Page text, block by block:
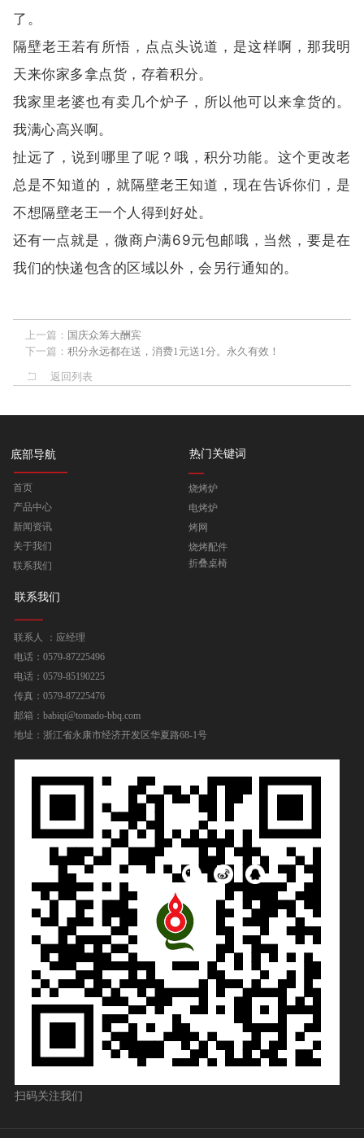
了。
隔壁老王若有所悟，点点头说道，是这样啊，那我明
天来你家多拿点货，存着积分。
我家里老婆也有卖几个炉子，所以他可以来拿货的。
我满心高兴啊。
扯远了，说到哪里了呢？哦，积分功能。这个更改老
总是不知道的，就隔壁老王知道，现在告诉你们，是
不想隔壁老王一个人得到好处。
还有一点就是，微商户满69元包邮哦，当然，要是在
我们的快递包含的区域以外，会另行通知的。
上一篇： 国庆众筹大酬宾
下一篇： 积分永远都在送，消费1元送1分。永久有效！
返回列表
底部导航
首页
产品中心
新闻资讯
关于我们
联系我们
热门关键词
烧烤炉
电烤炉
烤网
烧烤配件
折叠桌椅
联系我们
联系人 ：应经理
电话：0579-87225496
电话：0579-85190225
传真：0579-87225476
邮箱：babiqi@tomado-bbq.com
地址：浙江省永康市经济开发区华夏路68-1号
扫码关注我们